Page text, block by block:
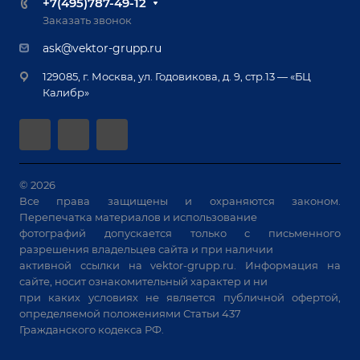
Реквизиты
Документы
Оборудование для приварки крепежа
Приварной крепеж
Специализированные решения для сварки
Позиционеры и вращатели
Машины контактной сварки
Универсальные зажимы
Системы аспирации
Станки лазерной резки
Решения для учебных заведений
Лизинг
Гарантия
автоматизации
Заказать звонок
ask@vektor-grupp.ru
129085, г. Москва, ул. Годовикова, д. 9, стр.13 — «БЦ
Калибр»
© 2026
Все права защищены и охраняются законом.
Перепечатка материалов и использование
фотографий допускается только с письменного
разрешения владельцев сайта и при наличии
активной ссылки наvektor-grupp.ru . Информация на
сайте, носит ознакомительный характер и ни
при каких условиях не является публичной офертой,
определяемой положениями Статьи 437
Гражданского кодекса РФ.